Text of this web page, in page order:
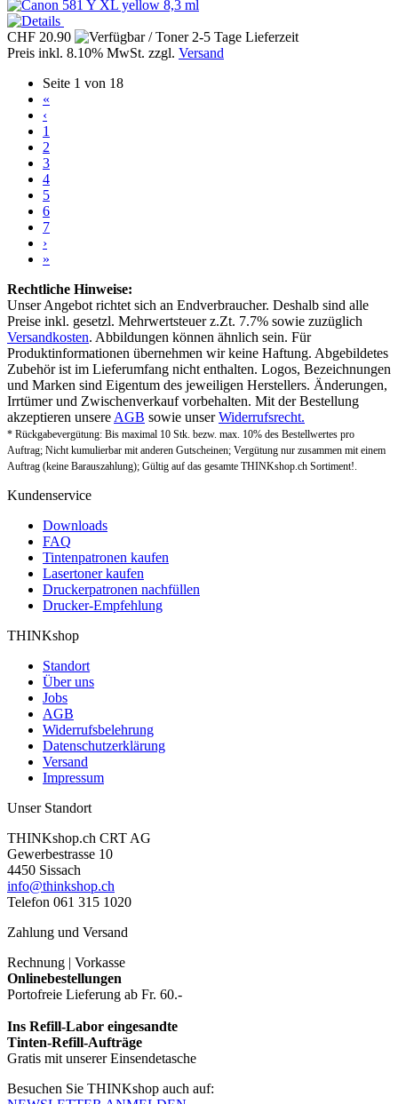
CHF 20.90
Preis inkl. 8.10% MwSt. zzgl. Versand
Seite 1 von 18
«
‹
1
2
3
4
5
6
7
›
»
Rechtliche Hinweise:
Unser Angebot richtet sich an Endverbraucher. Deshalb sind alle
Preise inkl. gesetzl. Mehrwertsteuer z.Zt. 7.7% sowie zuzüglich
Versandkosten. Abbildungen können ähnlich sein. Für
Produktinformationen übernehmen wir keine Haftung. Abgebildetes
Zubehör ist im Lieferumfang nicht enthalten. Logos, Bezeichnungen
und Marken sind Eigentum des jeweiligen Herstellers. Änderungen,
Irrtümer und Zwischenverkauf vorbehalten. Mit der Bestellung
akzeptieren unsere AGB sowie unserWiderrufsrecht.
* Rückgabevergütung: Bis maximal 10 Stk. bezw. max. 10% des Bestellwertes pro
Auftrag; Nicht kumulierbar mit anderen Gutscheinen; Vergütung nur zusammen mit einem
Auftrag (keine Barauszahlung); Gültig auf das gesamte THINKshop.ch Sortiment!.
Kundenservice
Downloads
FAQ
Tintenpatronen kaufen
Lasertoner kaufen
Druckerpatronen nachfüllen
Drucker-Empfehlung
THINKshop
Standort
Über uns
Jobs
AGB
Widerrufsbelehrung
Datenschutzerklärung
Versand
Impressum
Unser Standort
THINKshop.ch CRT AG
Gewerbestrasse 10
4450 Sissach
info@thinkshop.ch
Telefon 061 315 1020
Zahlung und Versand
Rechnung | Vorkasse
Onlinebestellungen
Portofreie Lieferung ab Fr. 60.-
Ins Refill-Labor eingesandte
Tinten-Refill-Aufträge
Gratis mit unserer Einsendetasche
Besuchen Sie THINKshop auch auf: